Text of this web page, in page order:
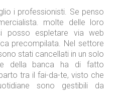
i professionisti. Se penso
molte delle loro
posso espletare via web
precompilata. Nel settore
stati cancellati in un solo
della banca ha di fatto
tra il fai-da-te, visto che
sono gestibili da